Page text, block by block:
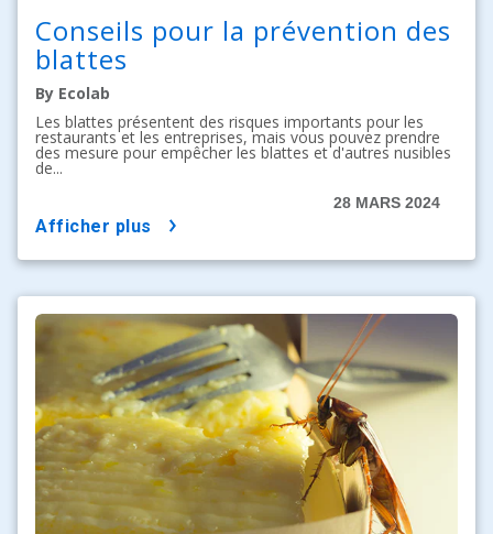
Conseils pour la prévention des
blattes
By Ecolab
Les blattes présentent des risques importants pour les
restaurants et les entreprises, mais vous pouvez prendre
des mesure pour empêcher les blattes et d'autres nusibles
de...
28 MARS 2024
afficher plus